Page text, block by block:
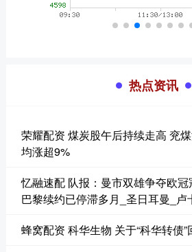
热点资讯
荣耀配资 煤炭股午后持续走高 兖
均涨超9%
忆融速配 队报：曼市双雄争夺欧
巴黎续约已停滞多月_圣日耳曼_卢
蜂窝配资 科华生物 关于“科华转债